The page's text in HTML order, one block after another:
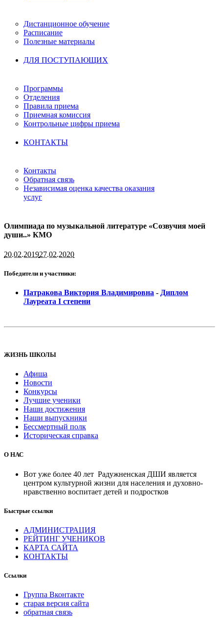
Дистанционное обучение
Расписание
Полезные материалы
ДЛЯ ПОСТУПАЮЩИХ
Программы
Отделения
Правила приема
Приемная комиссия
Контрольные цифры приема
КОНТАКТЫ
Контакты
Обратная связь
Независимая оценка качества оказания
услуг
Олимпиада по музыкальной литературе «Созвучия моей
души..» КМО
20.02.201927.02.2020
Победители и участники:
Патракова Виктория Владимировна - Диплом
Лауреата I степени
ЖИЗНЬ ШКОЛЫ
Афиша
Новости
Конкурсы
Лучшие ученики
Наши достижения
Наши выпускники
Бессмертный полк
Историческая справка
О НАС
Вот уже более 40 лет Радужненская ДШИ является
центром культурной жизни для населения и духовно-
нравственно воспитает детей и подростков
Быстрые ссылки
АДМИНИСТРАЦИЯ
РЕЙТИНГ УЧЕНИКОВ
КАРТА САЙТА
КОНТАКТЫ
Ссылки
Группа Вконтакте
старая версия сайта
обратная связь